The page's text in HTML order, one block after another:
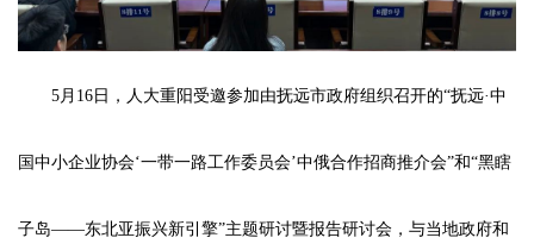
5月16日，人大重阳受邀参加由抚远市政府组织召开的“抚远·中
国中小企业协会‘一带一路工作委员会’中俄合作招商推介会”和“黑瞎
子岛——东北亚振兴新引擎”主题研讨暨报告研讨会，与当地政府和